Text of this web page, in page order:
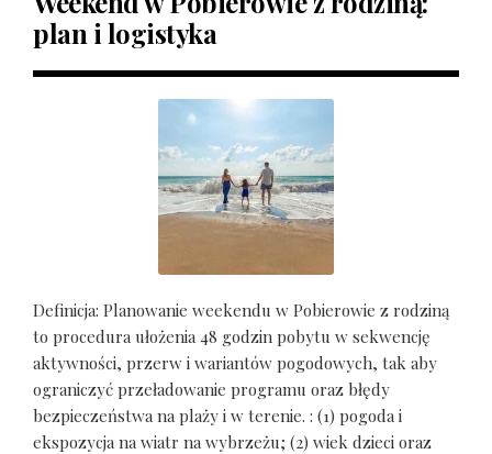
plan i logistyka
Definicja: Planowanie weekendu w Pobierowie z rodziną
to procedura ułożenia 48 godzin pobytu w sekwencję
aktywności, przerw i wariantów pogodowych, tak aby
ograniczyć przeładowanie programu oraz błędy
bezpieczeństwa na plaży i w terenie. : (1) pogoda i
ekspozycja na wiatr na wybrzeżu; (2) wiek dzieci oraz